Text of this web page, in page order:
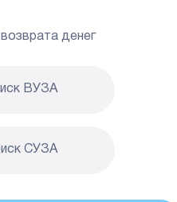
возврата денег
ВУЗА
CУЗА